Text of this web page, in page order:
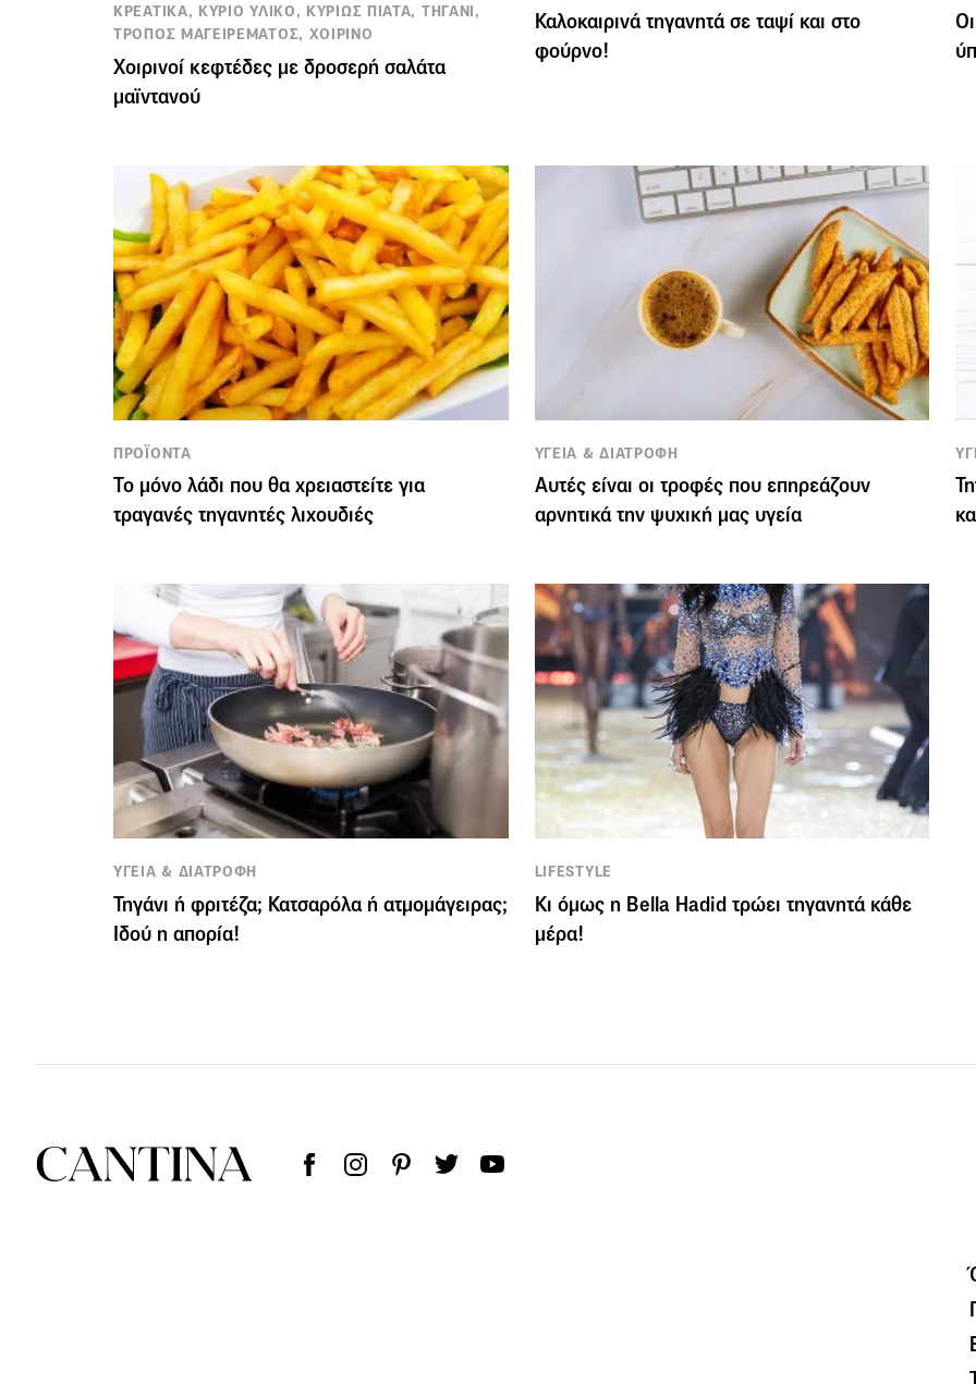
ΚΡΕΑΤΙΚΑ, ΚΥΡΙΟ ΥΛΙΚΟ, ΚΥΡΙΩΣ ΠΙΑΤΑ, ΤΗΓΑΝΙ,
ΤΡΟΠΟΣ ΜΑΓΕΙΡΕΜΑΤΟΣ, ΧΟΙΡΙΝΟ
Χοιρινοί κεφτέδες με δροσερή σαλάτα
μαϊντανού
Καλοκαιρινά τηγανητά σε ταψί και στο
φούρνο!
ΠΡΟΪΟΝΤΑ
Το μόνο λάδι που θα χρειαστείτε για
τραγανές τηγανητές λιχουδιές
ΥΓΕΙΑ & ΔΙΑΤΡΟΦΗ
Αυτές είναι οι τροφές που επηρεάζουν
αρνητικά την ψυχική μας υγεία
ΥΓΕΙΑ & ΔΙΑΤΡΟΦΗ
Τηγάνι ή φριτέζα; Κατσαρόλα ή ατμομάγειρας;
Ιδού η απορία!
LIFESTYLE
Κι όμως η Bella Hadid τρώει τηγανητά κάθε
μέρα!